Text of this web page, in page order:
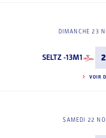
DIMANCHE 23
SELTZ -13M1
VOIR
SAMEDI 22